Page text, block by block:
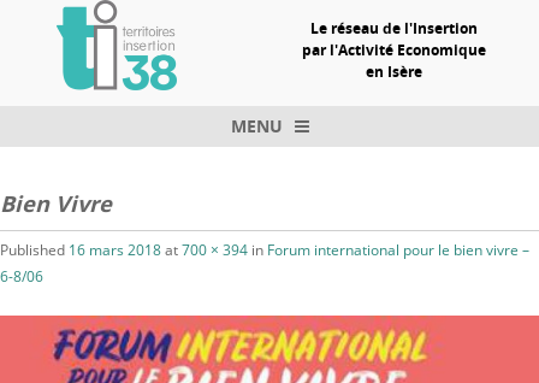
Le réseau de l'Insertion
par l'Activité Economique
en Isère
MENU
Bien Vivre
Published 16 mars 2018at700 × 394 in Forum international pour le bien vivre –
6-8/06